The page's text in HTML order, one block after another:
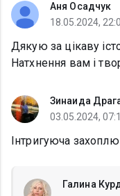
Аня Осадчук
18.05.2024,
Дякую за цікаву
Натхнення вам і
Зинаида
03.05.2024,
Інтригуюча
Галина